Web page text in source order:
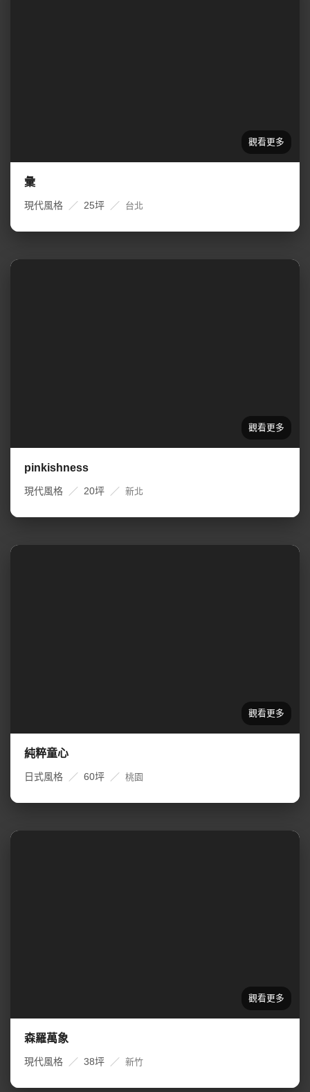
彙
現代風格 ／ 25坪 ／ 台北
pinkishness
現代風格 ／ 20坪 ／ 新北
純粹童心
日式風格 ／ 60坪 ／ 桃園
森羅萬象
現代風格 ／ 38坪 ／ 新竹